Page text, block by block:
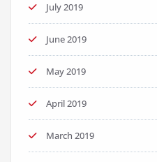
July 2019
June 2019
May 2019
April 2019
March 2019